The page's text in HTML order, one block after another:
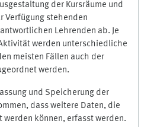
der Kursräume und
Verfügung stehenden
Lehrenden ab. Je
werden unterschiedliche
meisten Fällen auch der
werden.
und Speicherung der
dass weitere Daten, die
werden können, erfasst werden.